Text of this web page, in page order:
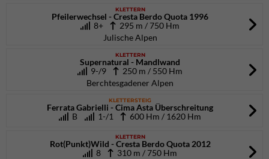
KLETTERN
Pfeilerwechsel - Cresta Berdo Quota 1996
8+
295 m / 750 Hm
Julische Alpen
KLETTERN
Supernatural - Mandlwand
9-/9
250 m / 550 Hm
Berchtesgadener Alpen
KLETTERSTEIG
Ferrata Gabrielli - Cima Asta Überschreitung
B
1-/1 600 Hm / 1620 Hm
KLETTERN
Rot(Punkt)Wild - Cresta Berdo Quota 2012
8
310 m / 750 Hm